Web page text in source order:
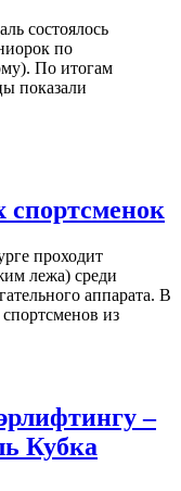
состоялось
по
По итогам
показали
спортсменок
у
проходит
лежа) среди
аппарата. В
из
–
Кубка